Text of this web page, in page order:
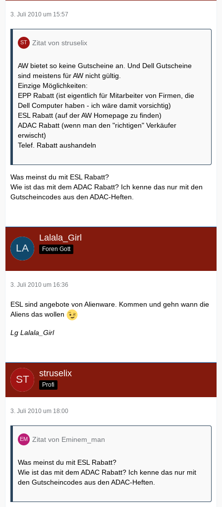
3. Juli 2010 um 15:57
Zitat von struselix
AW bietet so keine Gutscheine an. Und Dell Gutscheine
sind meistens für AW nicht gültig.
Einzige Möglichkeiten:
EPP Rabatt (ist eigentlich für Mitarbeiter von Firmen, die
Dell Computer haben - ich wäre damit vorsichtig)
ESL Rabatt (auf der AW Homepage zu finden)
ADAC Rabatt (wenn man den "richtigen" Verkäufer
erwischt)
Telef. Rabatt aushandeln
Was meinst du mit ESL Rabatt?
Wie ist das mit dem ADAC Rabatt? Ich kenne das nur mit den
Gutscheincodes aus den ADAC-Heften.
Lalala_Girl
Foren Gott
3. Juli 2010 um 16:36
ESL sind angebote von Alienware. Kommen und gehn wann die
Aliens das wollen
Lg Lalala_Girl
struselix
Profi
3. Juli 2010 um 18:00
Zitat von Eminem_man
Was meinst du mit ESL Rabatt?
Wie ist das mit dem ADAC Rabatt? Ich kenne das nur mit
den Gutscheincodes aus den ADAC-Heften.